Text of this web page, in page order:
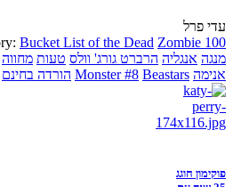
עדי פרל
Bucket List of the Dead Zombie 100
מנגה אנגליה הרברט גורג' וולס טעות מחווה
אנימה
Monster #8 Beastars הורדה בחינם
פוקימון חוגג